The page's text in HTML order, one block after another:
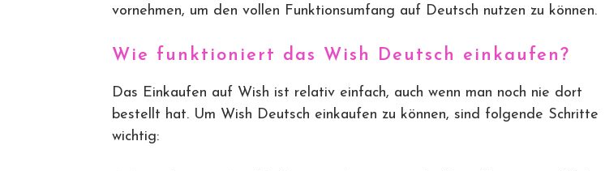
vornehmen, um den vollen Funktionsumfang auf Deutsch nutzen zu können.
Wie funktioniert das Wish Deutsch einkaufen?
Das Einkaufen auf Wish ist relativ einfach, auch wenn man noch nie dort
bestellt hat. Um Wish Deutsch einkaufen zu können, sind folgende Schritte
wichtig: